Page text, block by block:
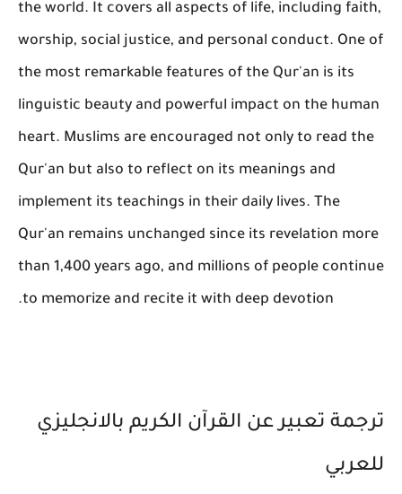
the world. It covers all aspects of life, including faith,
worship, social justice, and personal conduct. One of
the most remarkable features of the Qur'an is its
linguistic beauty and powerful impact on the human
heart. Muslims are encouraged not only to read the
Qur'an but also to reflect on its meanings and
implement its teachings in their daily lives. The
Qur'an remains unchanged since its revelation more
than 1,400 years ago, and millions of people continue
to memorize and recite it with deep devotion.
ترجمة تعبير عن القرآن الكريم بالانجليزي
للعربي